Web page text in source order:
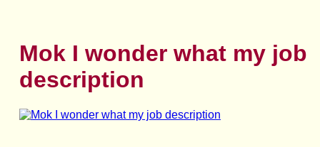
Mok I wonder what my job
description